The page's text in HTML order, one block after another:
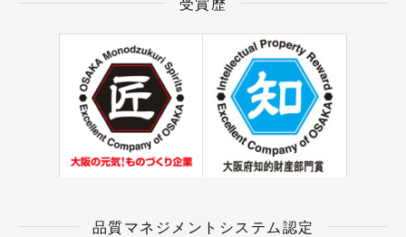
品質マネジメントシステム認定